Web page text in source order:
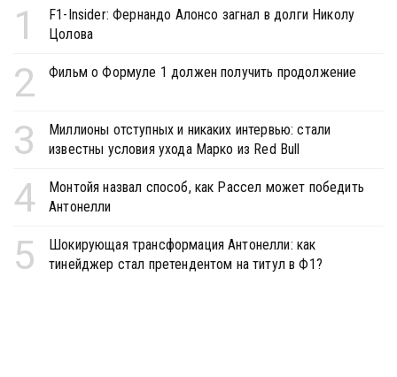
1
F1-Insider: Фернандо Алонсо загнал в долги Николу
Цолова
2 Фильм о Формуле 1 должен получить продолжение
3
Миллионы отступных и никаких интервью: стали
известны условия ухода Марко из Red Bull
4
Монтойя назвал способ, как Рассел может победить
Антонелли
5
Шокирующая трансформация Антонелли: как
тинейджер стал претендентом на титул в Ф1?